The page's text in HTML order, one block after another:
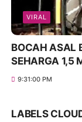
VIRAL
BOCAH ASAL
SEHARGA 1,5
9:31:00 PM
LABELS